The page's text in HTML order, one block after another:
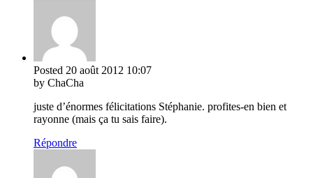
Posted 20 août 2012 10:07
by ChaCha
juste d’énormes félicitations Stéphanie. profites-en bien et
rayonne (mais ça tu sais faire).
Répondre